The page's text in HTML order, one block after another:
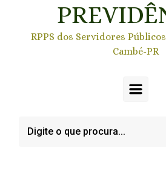
RPPS dos Servidores
Cambé-PR